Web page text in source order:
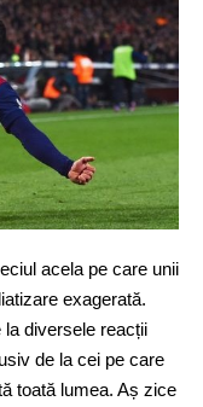
acela pe care unii
exagerată.
la diversele reacții
de la cei pe care
toată lumea. Aș zice